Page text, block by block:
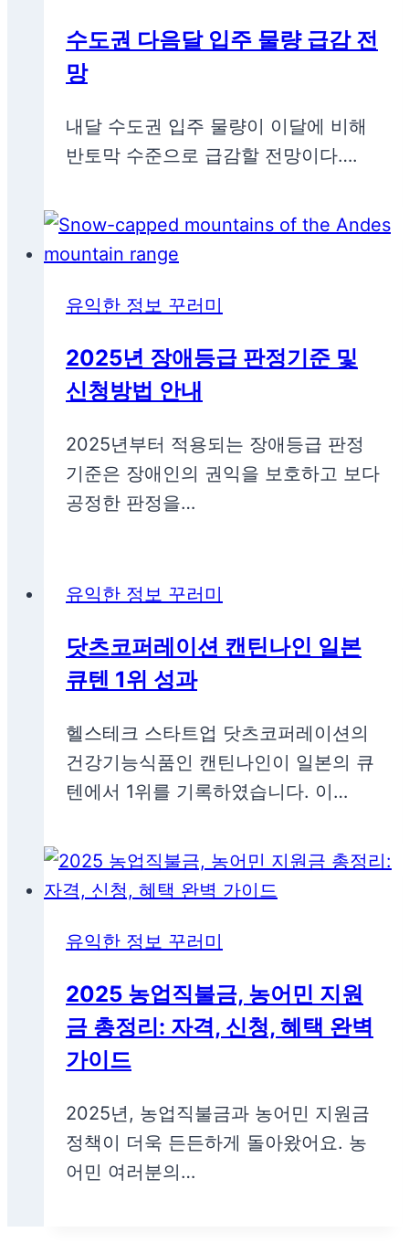
수도권 다음달 입주 물량 급감 전
망
내달 수도권 입주 물량이 이달에 비해
반토막 수준으로 급감할 전망이다….
유익한 정보 꾸러미
2025년 장애등급 판정기준 및
신청방법 안내
2025년부터 적용되는 장애등급 판정
기준은 장애인의 권익을 보호하고 보다
공정한 판정을…
유익한 정보 꾸러미
닷츠코퍼레이션 캔틴나인 일본
큐텐 1위 성과
헬스테크 스타트업 닷츠코퍼레이션의
건강기능식품인 캔틴나인이 일본의 큐
텐에서 1위를 기록하였습니다. 이…
유익한 정보 꾸러미
2025 농업직불금, 농어민 지원
금 총정리: 자격, 신청, 혜택 완벽
가이드
2025년, 농업직불금과 농어민 지원금
정책이 더욱 든든하게 돌아왔어요. 농
어민 여러분의…